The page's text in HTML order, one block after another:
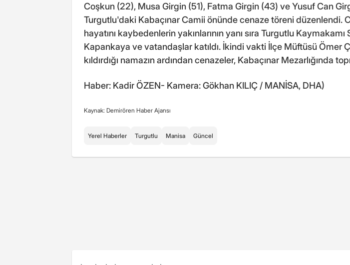
Coşkun (22), Musa Girgin (51), Fatma Girgin (43) ve Yusuf Can
Turgutlu'daki Kabaçınar Camii önünde cenaze töreni düzenlendi.
hayatını kaybedenlerin yakınlarının yanı sıra Turgutlu Kaymakamı
Kapankaya ve vatandaşlar katıldı. İkindi vakti İlçe Müftüsü Ömer
kıldırdığı namazın ardından cenazeler, Kabaçınar Mezarlığında
Haber: Kadir ÖZEN- Kamera: Gökhan KILIÇ / MANİSA, DHA)
Kaynak: Demirören Haber Ajansı
Yerel Haberler Turgutlu Manisa Güncel